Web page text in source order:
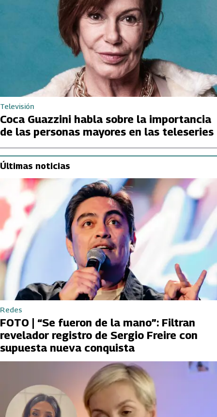
Televisión
Coca Guazzini habla sobre la importancia
de las personas mayores en las teleseries
Últimas noticias
Redes
FOTO | “Se fueron de la mano”: Filtran
revelador registro de Sergio Freire con
supuesta nueva conquista